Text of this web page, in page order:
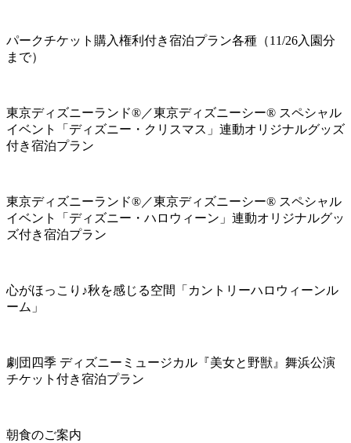
パークチケット購入権利付き宿泊プラン各種（11/26入園分
まで）
東京ディズニーランド®／東京ディズニーシー® スペシャル
イベント「ディズニー・クリスマス」連動オリジナルグッズ
付き宿泊プラン
東京ディズニーランド®／東京ディズニーシー® スペシャル
イベント「ディズニー・ハロウィーン」連動オリジナルグッ
ズ付き宿泊プラン
心がほっこり♪秋を感じる空間「カントリーハロウィーンル
ーム」
劇団四季 ディズニーミュージカル『美女と野獣』舞浜公演
チケット付き宿泊プラン
朝食のご案内